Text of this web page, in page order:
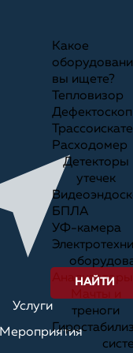
Услуги
Мероприятия
Какое
вы ищете?
Тепловизор
Дефектоскоп
Расходомер
Детекторы
утечек
БПЛА
УФ-камера
Анализаторы
треноги
НАЙТИ